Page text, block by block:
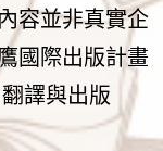
容並非真實企
國際出版計畫
譯與出版